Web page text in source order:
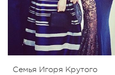
Семья Игоря Крутого